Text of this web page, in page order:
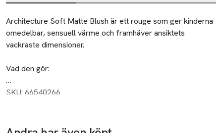
Beskrivning
Architecture Soft Matte Blush är ett rouge som ger kinderna
omedelbar, sensuell värme och framhäver ansiktets
vackraste dimensioner.
Vad den gör:
Detta rouge är lätt att bygga upp och tonas enkelt och snyggt
mikrosfärteknologi ger denna kräm‑till‑puder‑formula en
SKU: 66540266